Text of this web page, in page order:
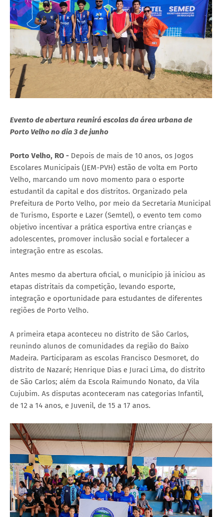
Evento de abertura reunirá escolas da área urbana de
Porto Velho no dia 3 de junho
Porto Velho, RO - Depois de mais de 10 anos, os Jogos
Escolares Municipais (JEM-PVH) estão de volta em Porto
Velho, marcando um novo momento para o esporte
estudantil da capital e dos distritos. Organizado pela
Prefeitura de Porto Velho, por meio da Secretaria Municipal
de Turismo, Esporte e Lazer (Semtel), o evento tem como
objetivo incentivar a prática esportiva entre crianças e
adolescentes, promover inclusão social e fortalecer a
integração entre as escolas.
Antes mesmo da abertura oficial, o município já iniciou as
etapas distritais da competição, levando esporte,
integração e oportunidade para estudantes de diferentes
regiões de Porto Velho.
A primeira etapa aconteceu no distrito de São Carlos,
reunindo alunos de comunidades da região do Baixo
Madeira. Participaram as escolas Francisco Desmoret, do
distrito de Nazaré; Henrique Dias e Juraci Lima, do distrito
de São Carlos; além da Escola Raimundo Nonato, da Vila
Cujubim. As disputas aconteceram nas categorias Infantil,
de 12 a 14 anos, e Juvenil, de 15 a 17 anos.